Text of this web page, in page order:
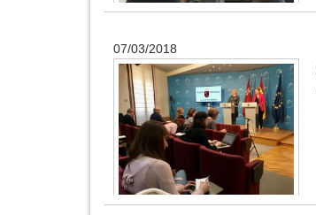
07/03/2018